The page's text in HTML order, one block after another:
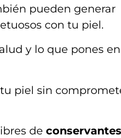
pueden generar
con tu piel.
y lo que pones
piel sin
de conservantes